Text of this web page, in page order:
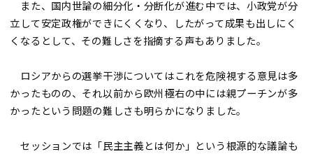
また、国内世論の細分化・分断化が進む中では、小政党が分
立して安定政権ができにくくなり、したがって成果も出しにく
くなるとして、その難しさを指摘する声もありました。
ロシアからの選挙干渉についてはこれを危険視する意見は多
かったものの、それ以前から欧州極右の中には親プーチンが多
かったという問題の難しさも明らかになりました。
セッションでは「民主主義とは何か」という根源的な議論も